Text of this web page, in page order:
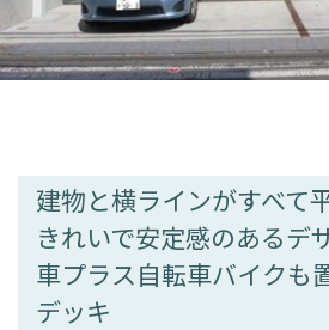
建物と横ラインがすべて
きれいで安定感のあるデ
車プラス自転車バイクも
デッキ